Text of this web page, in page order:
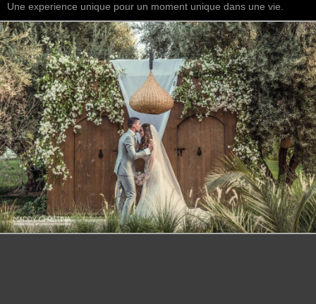
Une experience unique pour un moment unique dans une vie.